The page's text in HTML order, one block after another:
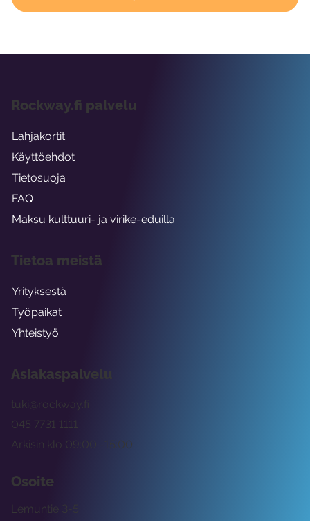
Asiakaspalvelu
tuki@rockway.fi
Arkisin klo 09:00 -15:00
045 7731 1111
Osoite
Lemuntie 3-5
Rockway.fi palvelu
Lahjakortit
Käyttöehdot
Tietosuoja
FAQ
Maksu kulttuuri- ja virike-eduilla
Tietoa meistä
Yrityksestä
Työpaikat
Yhteistyö